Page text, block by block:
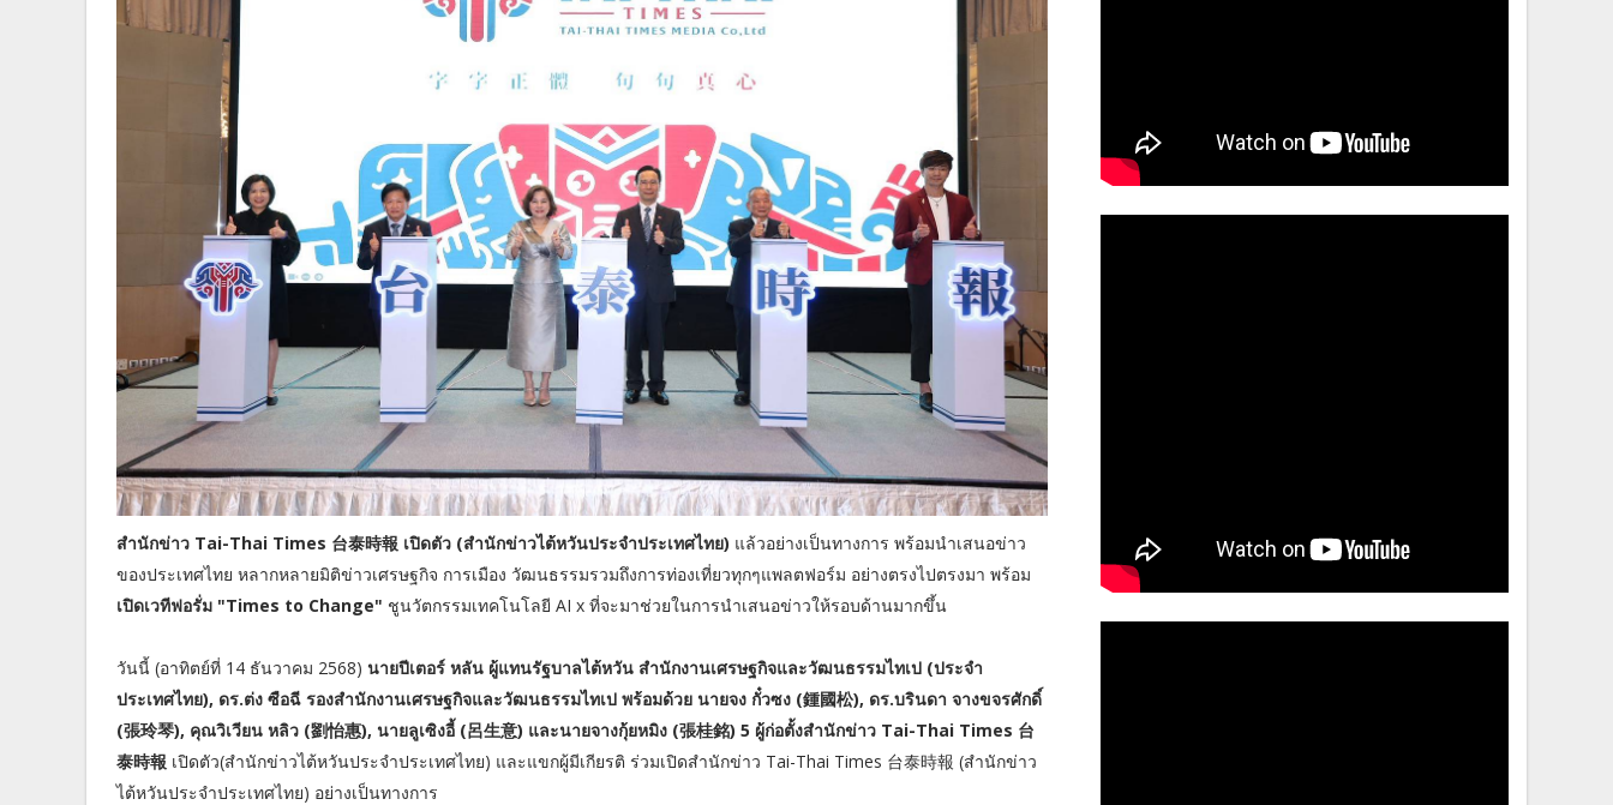
สำนักข่าว Tai-Thai Times 台泰時報 เปิดตัว (สำนักข่าวไต้หวันประจำประเทศไทย) แล้วอย่างเป็นทางการ พร้อมนำเสนอข่าว
ของประเทศไทย หลากหลายมิติข่าวเศรษฐกิจ การเมือง วัฒนธรรมรวมถึงการท่องเที่ยวทุกๆแพลตฟอร์ม อย่างตรงไปตรงมา พร้อม
เปิดเวทีฟอรั่ม "Times to Change" ชูนวัตกรรมเทคโนโลยี AI x ที่จะมาช่วยในการนำเสนอข่าวให้รอบด้านมากขึ้น
วันนี้ (อาทิตย์ที่ 14 ธันวาคม 2568) นายปีเตอร์ หลัน ผู้แทนรัฐบาลไต้หวัน สำนักงานเศรษฐกิจและวัฒนธรรมไทเป (ประจำ
ประเทศไทย), ดร.ต่ง ซือฉี รองสำนักงานเศรษฐกิจและวัฒนธรรมไทเป พร้อมด้วย นายจง กั๋วซง (鍾國松), ดร.บรินดา จางขจรศักดิ์
(張玲琴), คุณวิเวียน หลิว (劉怡惠), นายลูเซิงอี้ (呂生意) และนายจางกุ้ยหมิง (張桂銘) 5 ผู้ก่อตั้งสำนักข่าว Tai-Thai Times 台
泰時報 เปิดตัว(สำนักข่าวไต้หวันประจำประเทศไทย) และแขกผู้มีเกียรติ ร่วมเปิดสำนักข่าว Tai-Thai Times 台泰時報 (สำนักข่าว
ไต้หวันประจำประเทศไทย) อย่างเป็นทางการ